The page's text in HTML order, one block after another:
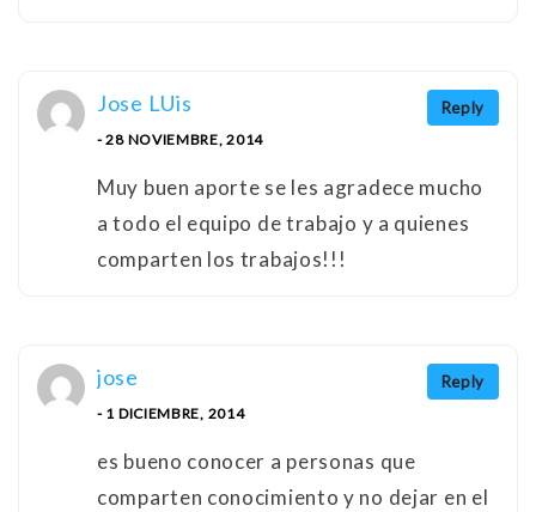
Reply
Jose LUis
- 28 NOVIEMBRE, 2014
Muy buen aporte se les agradece mucho
a todo el equipo de trabajo y a quienes
comparten los trabajos!!!
Reply
jose
- 1 DICIEMBRE, 2014
es bueno conocer a personas que
comparten conocimiento y no dejar en el